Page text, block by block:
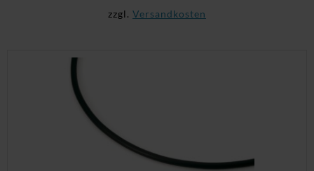
zzgl. Versandkosten